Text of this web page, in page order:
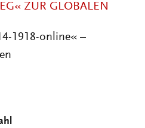
ZUR GLOBALEN F
1918-online« –